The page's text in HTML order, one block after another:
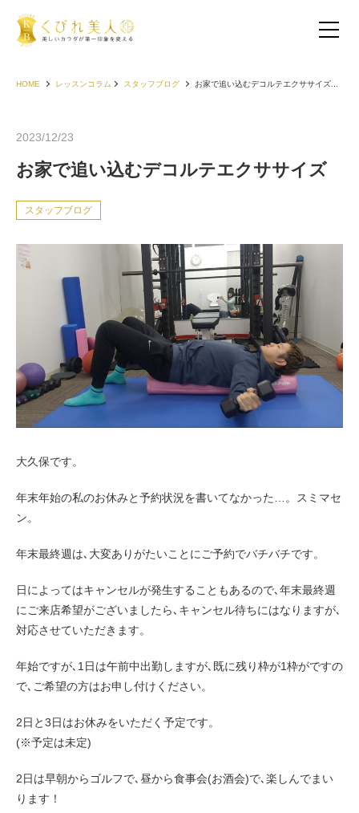
お客様の声（30代以下）
お客様の声（40代）
お客様の声（50代以上）
お客様の声（男性）
HOME レッスンコラム スタッフブログ お家で追い込むデコルテエクササイズ...
2023/12/23
お家で追い込むデコルテエクササイズ
スタッフブログ
大久保です。
年末年始の私のお休みと予約状況を書いてなかった…。スミマセ
ン。
年末最終週は､大変ありがたいことにご予約でバチバチです。
日によってはキャンセルが発生することもあるので､年末最終週
にご来店希望がございましたら､キャンセル待ちにはなりますが､
対応させていただきます。
年始ですが､1日は午前中出勤しますが､既に残り枠が1枠がですの
で､ご希望の方はお申し付けください。
2日と3日はお休みをいただく予定です。
(※予定は未定)
2日は早朝からゴルフで､昼から食事会(お酒会)で､楽しんでまい
ります！